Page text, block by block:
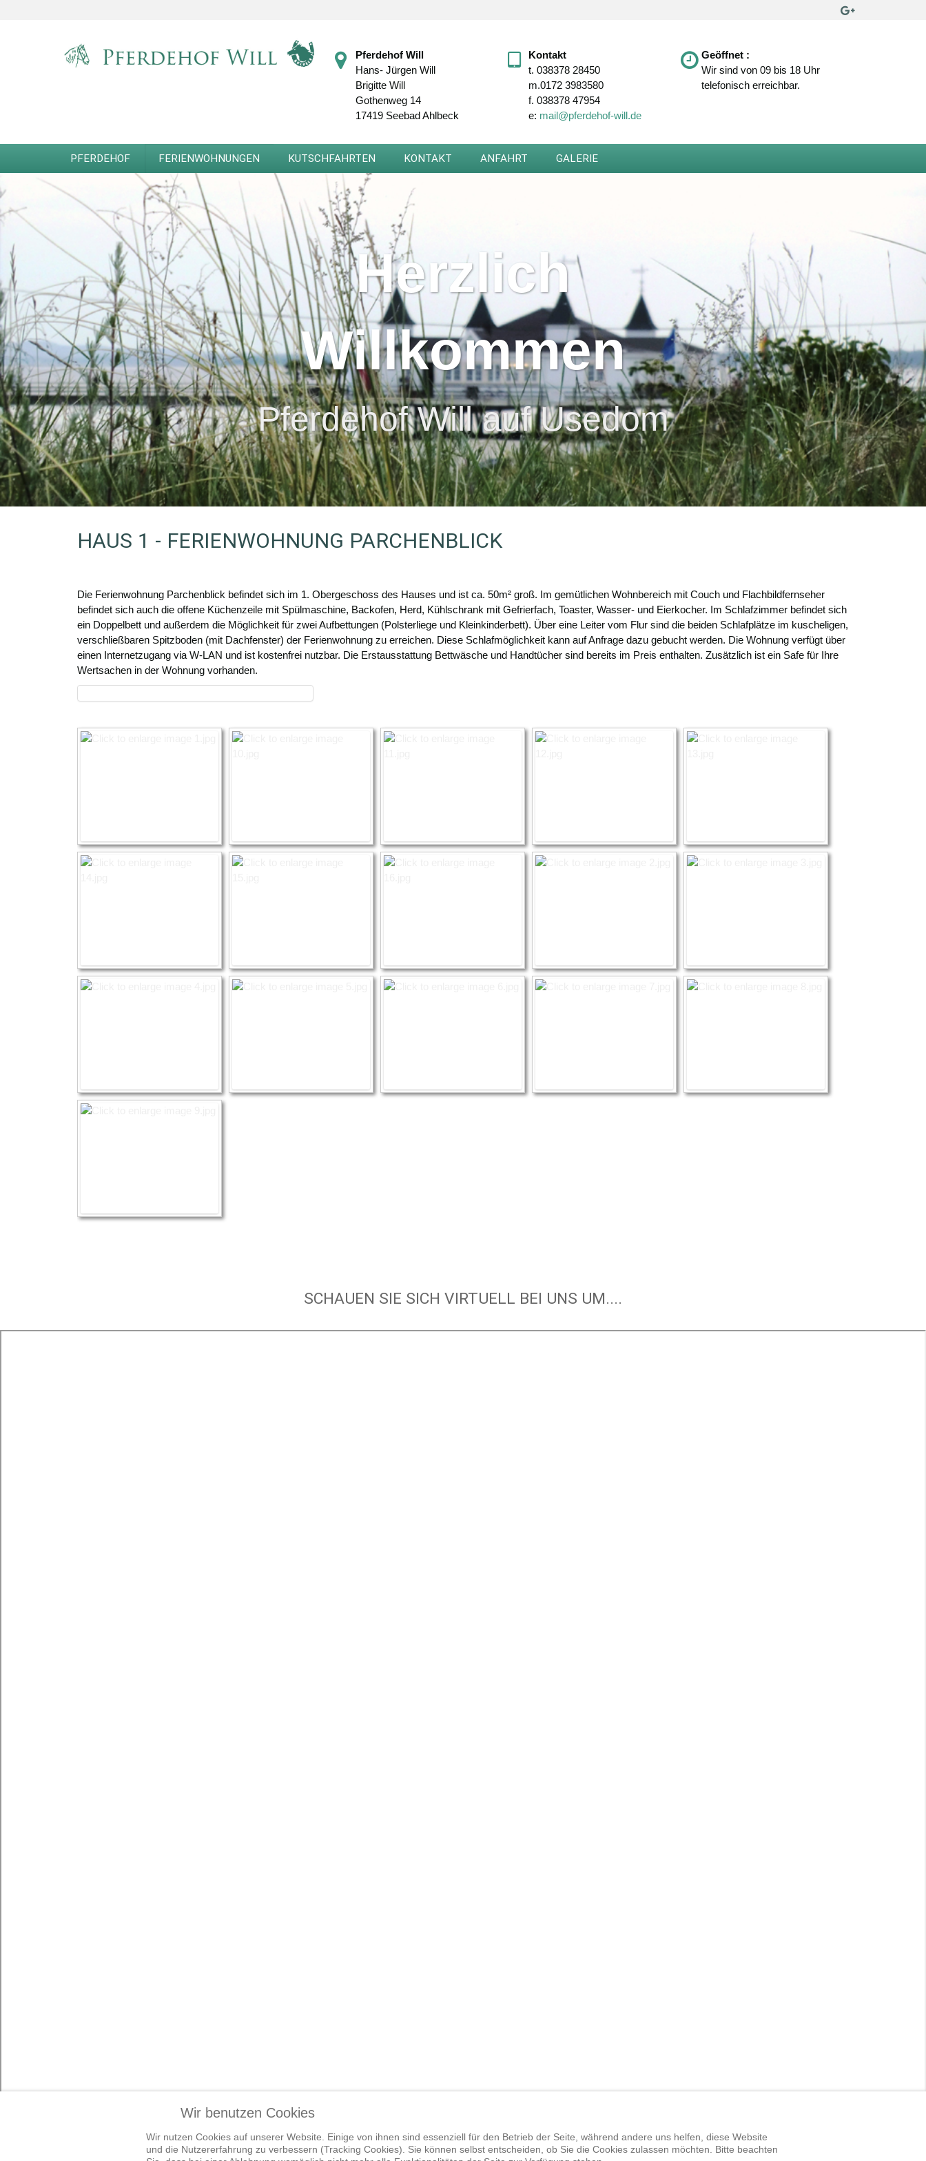
Pferdehof Will
Hans- Jürgen Will
Brigitte Will
Gothenweg 14
17419 Seebad Ahlbeck
Kontakt
t.038378 28450
m.0172 3983580
f.038378 47954
e: mail@pferdehof-will.de
Geöffnet :
Wir sind von 09 bis 18 Uhr
telefonisch erreichbar.
PFERDEHOF FERIENWOHNUNGEN KUTSCHFAHRTEN KONTAKT ANFAHRT GALERIE
Herzlich
Willkommen
Pferdehof Will auf Usedom
Herzlich
Willkommen
Pferdehof Will auf Usedom
Herzlich
Willkommen
Pferdehof Will auf Usedom
HAUS 1 - FERIENWOHNUNG PARCHENBLICK
Die Ferienwohnung Parchenblick befindet sich im 1. Obergeschoss des Hauses und ist ca. 50m² groß. Im gemütlichen Wohnbereich mit Couch und Flachbildfernseher
befindet sich auch die offene Küchenzeile mit Spülmaschine, Backofen, Herd, Kühlschrank mit Gefrierfach, Toaster, Wasser- und Eierkocher. Im Schlafzimmer befindet sich
ein Doppelbett und außerdem die Möglichkeit für zwei Aufbettungen (Polsterliege und Kleinkinderbett). Über eine Leiter vom Flur sind die beiden Schlafplätze im kuscheligen,
verschließbaren Spitzboden (mit Dachfenster) der Ferienwohnung zu erreichen. Diese Schlafmöglichkeit kann auf Anfrage dazu gebucht werden. Die Wohnung verfügt über
einen Internetzugang via W-LAN und ist kostenfrei nutzbar. Die Erstausstattung Bettwäsche und Handtücher sind bereits im Preis enthalten. Zusätzlich ist ein Safe für Ihre
Wertsachen in der Wohnung vorhanden.
SCHAUEN SIE SICH VIRTUELL BEI UNS UM....
Wir benutzen Cookies
Wir nutzen Cookies auf unserer Website. Einige von ihnen sind essenziell für den Betrieb der Seite, während andere uns helfen, diese Website
und die Nutzererfahrung zu verbessern (Tracking Cookies). Sie können selbst entscheiden, ob Sie die Cookies zulassen möchten. Bitte beachten